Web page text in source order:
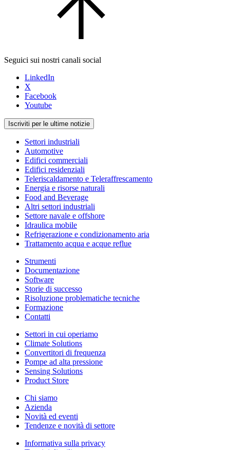
Seguici sui nostri canali social
LinkedIn
X
Facebook
Youtube
Iscriviti per le ultime notizie
Settori industriali
Automotive
Edifici commerciali
Edifici residenziali
Teleriscaldamento e Teleraffrescamento
Energia e risorse naturali
Food and Beverage
Altri settori industriali
Settore navale e offshore
Idraulica mobile
Refrigerazione e condizionamento aria
Trattamento acqua e acque reflue
Strumenti
Documentazione
Software
Storie di successo
Risoluzione problematiche tecniche
Formazione
Contatti
Settori in cui operiamo
Climate Solutions
Convertitori di frequenza
Pompe ad alta pressione
Sensing Solutions
Product Store
Chi siamo
Azienda
Novità ed eventi
Tendenze e novità di settore
Informativa sulla privacy